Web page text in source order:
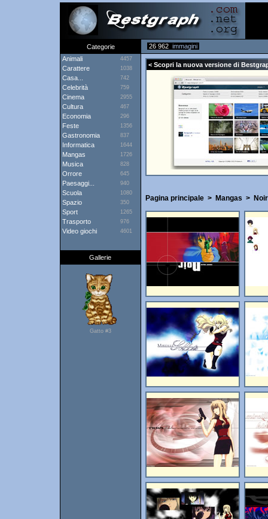
Categorie 26 962 immagini
Animali
4457
Carattere 1038
Casa... 742
Celebrità 759
Cinema 2955
Cultura 467
Economia 296
Feste 1356
Gastronomia 837
Informatica 1644
Mangas 1726
Musica 828
Orrore 645
Paesaggi... 940
Scuola 1080
Spazio 350
Sport 1265
Trasporto 976
Video giochi 4601
Gallerie
Gatto #3
< Scopri la nuova versione di
Pagina principale> Mangas > Noir